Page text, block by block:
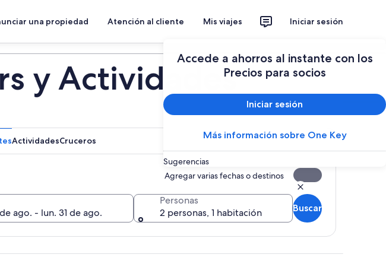
una propiedad Atención al cliente Mis viajes Iniciar sesión
Accede a ahorros al instante con los
Precios para socios
Iniciar sesión
Más información sobre One Key
Sugerencias
y Actividades
ActividadesCruceros
Agregar varias fechas o destinos
ago. - lun. 31 de ago.
Personas
2 personas, 1 habitación
Buscar